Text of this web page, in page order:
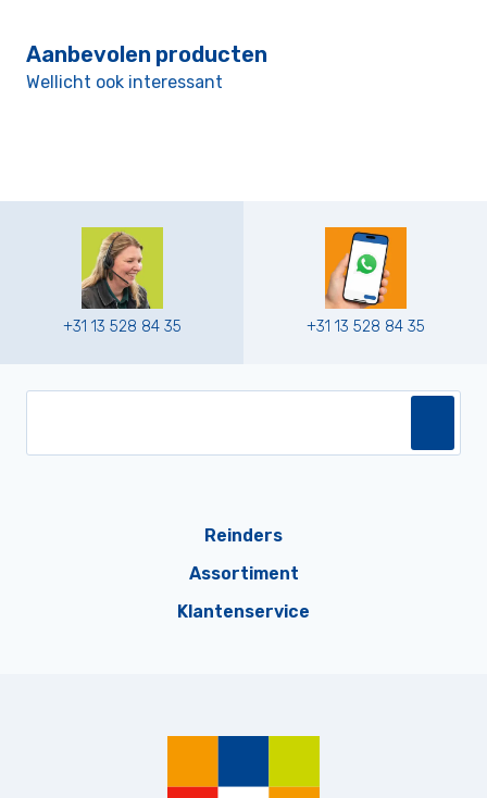
Aanbevolen producten
Wellicht ook interessant
+31 13 528 84 35 +31 13 528 84 35
Reinders
Assortiment
Klantenservice